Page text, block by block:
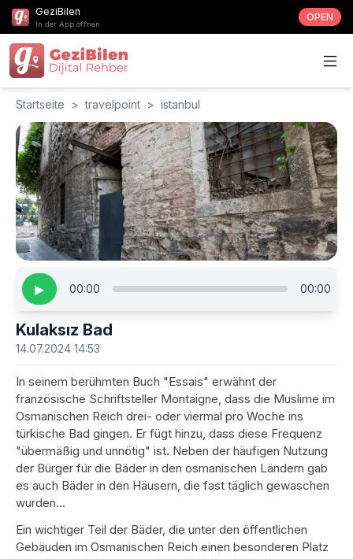
GeziBilen
In der App öffnen
OPEN
Startseite > travelpoint > istanbul
▶ 00:00 00:00
Kulaksız Bad
14.07.2024 14:53
In seinem berühmten Buch "Essais" erwähnt der
französische Schriftsteller Montaigne, dass die Muslime im
Osmanischen Reich drei- oder viermal pro Woche ins
türkische Bad gingen. Er fügt hinzu, dass diese Frequenz
"übermäßig und unnötig" ist. Neben der häufigen Nutzung
der Bürger für die Bäder in den osmanischen Ländern gab
es auch Bäder in den Häusern, die fast täglich gewaschen
wurden…
Ein wichtiger Teil der Bäder, die unter den öffentlichen
Gebäuden im Osmanischen Reich einen besonderen Platz